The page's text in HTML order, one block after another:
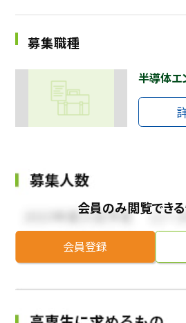
募集職種
半導体エ
会員のみ閲覧でき
会員登録